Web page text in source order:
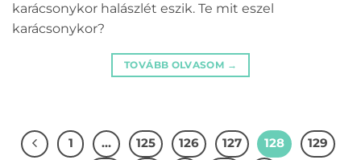
karácsonykor halászlét eszik. Te mit eszel
karácsonykor?
TOVÁBB OLVASOM →
1 … 125 126 127 128
129